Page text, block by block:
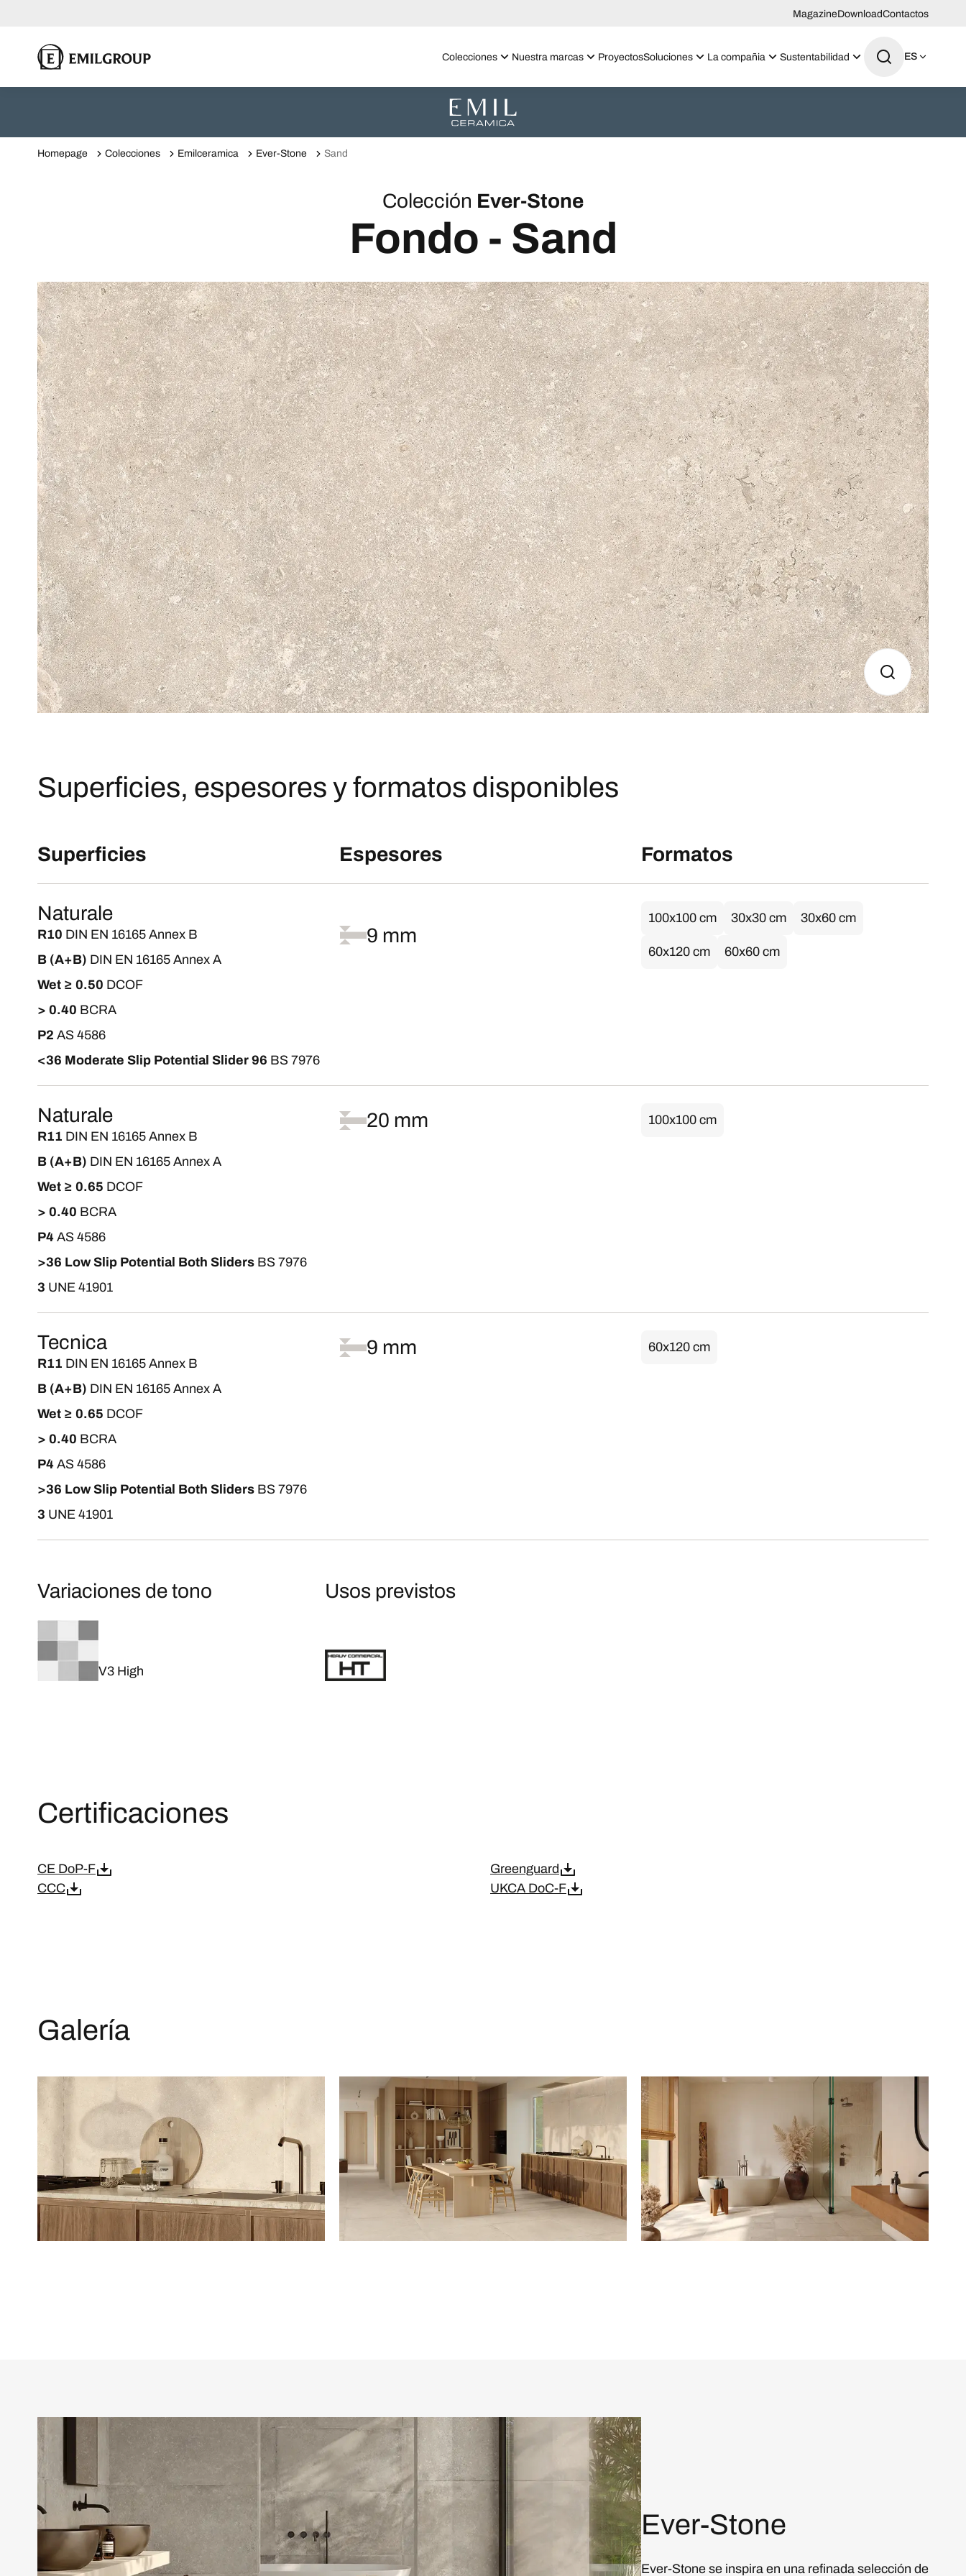
MagazineDownloadContactos
Colecciones Nuestra marcas ProyectosSoluciones La compañia Sustentabilidad ES
Homepage Colecciones Emilceramica Ever-Stone Sand
Colección Ever-Stone
Fondo - Sand
Superficies, espesores y formatos disponibles
Superficies Espesores Formatos
Naturale
R10 DIN EN 16165 Annex B
B (A+B) DIN EN 16165 Annex A
Wet ≥ 0.50 DCOF
> 0.40 BCRA
P2 AS 4586
<36 Moderate Slip Potential Slider 96 BS 7976
9 mm
100x100 cm 30x30 cm 30x60 cm
60x120 cm 60x60 cm
Naturale
R11 DIN EN 16165 Annex B
B (A+B) DIN EN 16165 Annex A
Wet ≥ 0.65 DCOF
> 0.40 BCRA
P4 AS 4586
>36 Low Slip Potential Both Sliders BS 7976
3 UNE 41901
20 mm 100x100 cm
Tecnica
R11 DIN EN 16165 Annex B
B (A+B) DIN EN 16165 Annex A
Wet ≥ 0.65 DCOF
> 0.40 BCRA
P4 AS 4586
>36 Low Slip Potential Both Sliders BS 7976
3 UNE 41901
9 mm 60x120 cm
Variaciones de tono
V3 High
Usos previstos
Certificaciones
CE DoP-F
Greenguard
CCC
UKCA DoC-F
Galería
Ever-Stone
Ever-Stone se inspira en una refinada selección de